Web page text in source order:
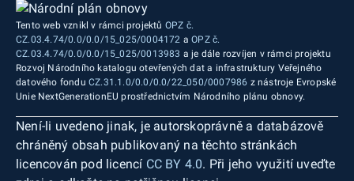
Tento web vznikl v rámci projektů OPZ č.
CZ.03.4.74/0.0/0.0/15_025/0004172 aOPZ č.
CZ.03.4.74/0.0/0.0/15_025/0013983 a je dále rozvíjen v rámci projektu
Rozvoj Národního katalogu otevřených dat a infrastruktury Veřejného
datového fondu CZ.31.1.0/0.0/0.0/22_050/0007986 z nástroje Evropské
Unie NextGenerationEU prostřednictvím Národního plánu obnovy.
Není-li uvedeno jinak, je autorskoprávně a databázově
chráněný obsah publikovaný na těchto stránkách
licencován pod licencí CC BY 4.0. Při jeho využití uveďte